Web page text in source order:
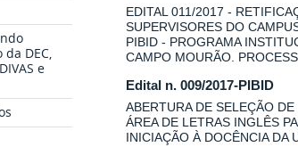
DEC,
e
EDITAL 011/2017 -
SUPERVISORES DO
PIBID - PROGRAMA
CAMPO MOURÃO.
Edital n. 009/2017-PIBID
ABERTURA DE SELEÇÃO
ÁREA DE LETRAS INGLÊS
INICIAÇÃO À DOCÊNCIA DA